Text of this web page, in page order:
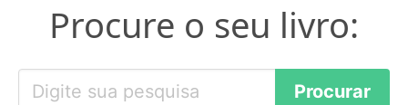
Procure o seu livro: